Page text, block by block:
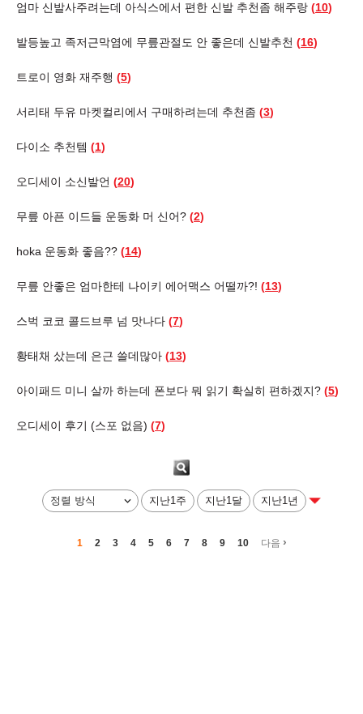
엄마 신발사주려는데 아식스에서 편한 신발 추천좀 해주랑 (10)
발등높고 족저근막염에 무릎관절도 안 좋은데 신발추천 (16)
트로이 영화 재주행 (5)
서리태 두유 마켓컬리에서 구매하려는데 추천좀 (3)
다이소 추천템 (1)
오디세이 소신발언 (20)
무릎 아픈 이드들 운동화 머 신어? (2)
hoka 운동화 좋음?? (14)
무릎 안좋은 엄마한테 나이키 에어맥스 어떨까?! (13)
스벅 코코 콜드브루 넘 맛나다 (7)
황태채 샀는데 은근 쓸데많아 (13)
아이패드 미니 살까 하는데 폰보다 뭐 읽기 확실히 편하겠지? (5)
오디세이 후기 (스포 없음) (7)
지난1주 지난1달 지난1년
1 2 3 4 5 6 7 8 9 10 다음 ›